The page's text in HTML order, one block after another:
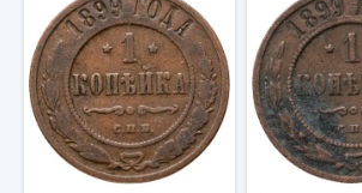
после
реформы
(1997-
Юбилейные